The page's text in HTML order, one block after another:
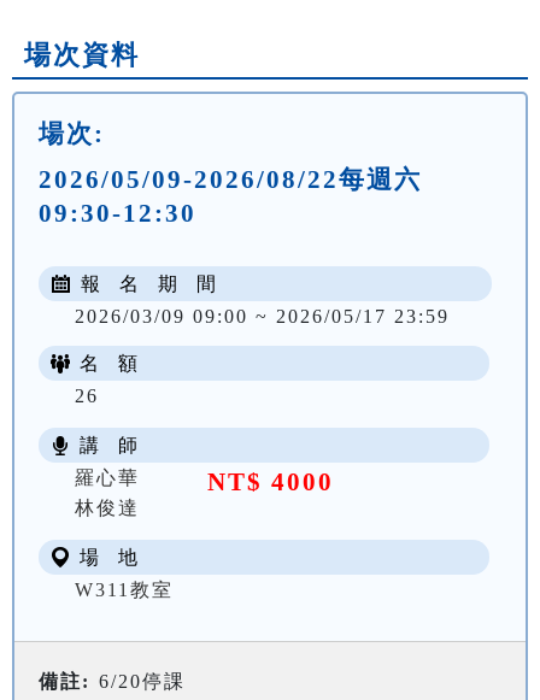
場次資料
場次:
2026/05/09-2026/08/22每週六
09:30-12:30
NT$ 4000
報 名 期 間
2026/03/09 09:00 ~ 2026/05/17 23:59
名 額
26
講 師
羅心華
林俊達
場 地
W311教室
備註: 6/20停課